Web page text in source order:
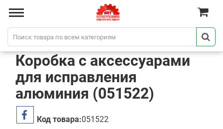
Коробка с аксессуарами
для исправления
алюминия (051522)
Код товара:051522